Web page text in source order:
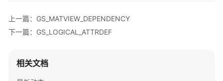
开
发
上一篇：GS_MATVIEW_DEPENDENCY
下一篇：GS_LOGICAL_ATTRDEF
相关文档